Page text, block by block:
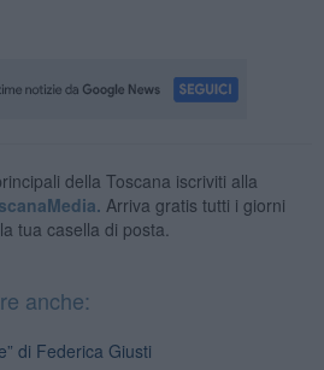
della Toscana iscriviti alla
Arriva gratis tutti i giorni
tua casella di posta.
anche:
di Federica Giusti